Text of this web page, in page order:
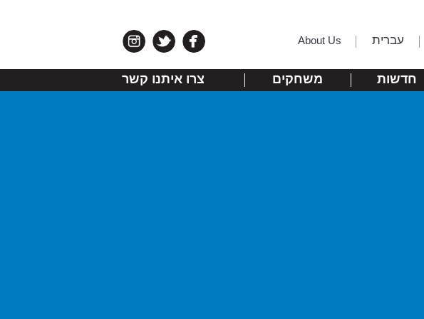
עברית About Us
חדשות משחקים צרו איתנו קשר